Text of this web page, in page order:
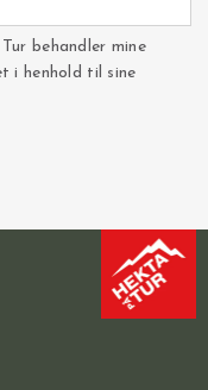
behandler mine
i henhold til sine